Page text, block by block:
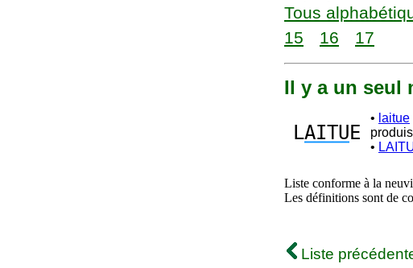
Tous
15
16 17
Il y a un seul
LAITUE
• laitue
•
Liste conforme à la
Les définitions sont de
Liste